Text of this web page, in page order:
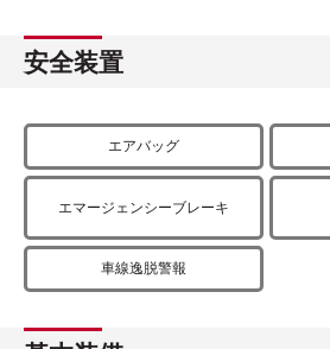
安全装置
エアバッグ
エマージェンシーブレーキ
車線逸脱警報